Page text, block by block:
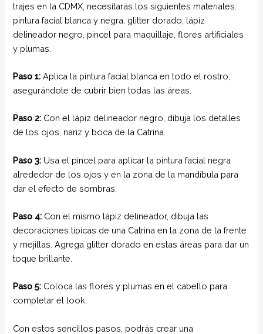
trajes en la CDMX, necesitarás los siguientes materiales:
pintura facial blanca y negra, glitter dorado, lápiz
delineador negro, pincel para maquillaje, flores artificiales
y plumas.
Paso 1: Aplica la pintura facial blanca en todo el rostro,
asegurándote de cubrir bien todas las áreas.
Paso 2: Con el lápiz delineador negro, dibuja los detalles
de los ojos, nariz y boca de la Catrina.
Paso 3: Usa el pincel para aplicar la pintura facial negra
alrededor de los ojos y en la zona de la mandíbula para
dar el efecto de sombras.
Paso 4: Con el mismo lápiz delineador, dibuja las
decoraciones típicas de una Catrina en la zona de la frente
y mejillas. Agrega glitter dorado en estas áreas para dar un
toque brillante.
Paso 5: Coloca las flores y plumas en el cabello para
completar el look.
Con estos sencillos pasos, podrás crear una